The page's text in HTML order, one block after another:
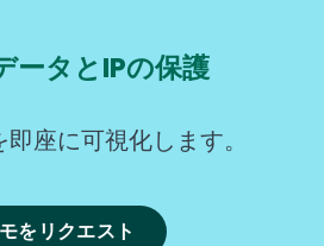
ータとIPの保護
座に可視化します。
をリクエスト